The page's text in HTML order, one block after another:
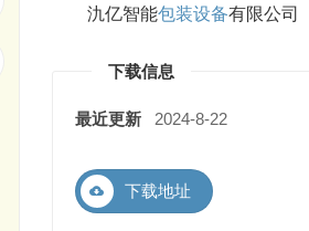
氿亿智能包装设备有限公司
下载信息
最近更新 2024-8-22
下载地址